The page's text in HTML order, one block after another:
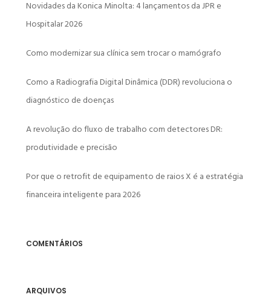
Novidades da Konica Minolta: 4 lançamentos da JPR e
Hospitalar 2026
Como modernizar sua clínica sem trocar o mamógrafo
Como a Radiografia Digital Dinâmica (DDR) revoluciona o
diagnóstico de doenças
A revolução do fluxo de trabalho com detectores DR:
produtividade e precisão
Por que o retrofit de equipamento de raios X é a estratégia
financeira inteligente para 2026
COMENTÁRIOS
ARQUIVOS